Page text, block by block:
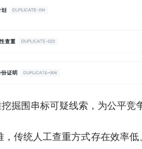
掘围串标可疑线索，为公平竞
传统人工查重方式存在效率低